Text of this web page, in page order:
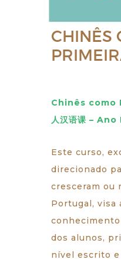
CHINÊS
Chinês como
人汉语课 –
Este curso,
direcionado
cresceram ou
Portugal, visa
dos alunos,
nível escrito e